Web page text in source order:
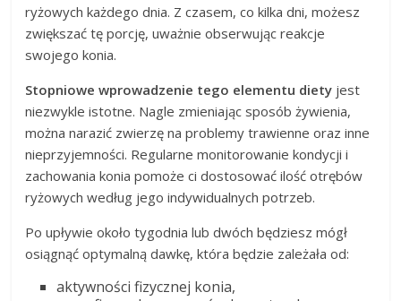
ryżowych każdego dnia. Z czasem, co kilka dni, możesz
zwiększać tę porcję, uważnie obserwując reakcje
swojego konia.
Stopniowe wprowadzenie tego elementu diety jest
niezwykle istotne. Nagle zmieniając sposób żywienia,
można narazić zwierzę na problemy trawienne oraz inne
nieprzyjemności. Regularne monitorowanie kondycji i
zachowania konia pomoże ci dostosować ilość otrębów
ryżowych według jego indywidualnych potrzeb.
Po upływie około tygodnia lub dwóch będziesz mógł
osiągnąć optymalną dawkę, która będzie zależała od:
aktywności fizycznej konia,